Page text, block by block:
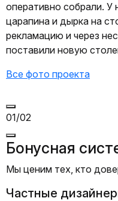
оперативно собрали. У
царапина и дырка на
рекламацию и через
поставили новую
Все фото проекта
01/02
Бонусная
Мы ценим тех, кто
Частные